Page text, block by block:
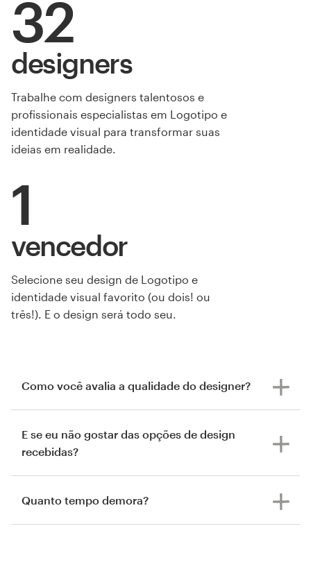
32
designers
Trabalhe com designers talentosos e
profissionais especialistas em Logotipo e
identidade visual para transformar suas
ideias em realidade.
1
vencedor
Selecione seu design de Logotipo e
identidade visual favorito (ou dois! ou
três!). E o design será todo seu.
Como você avalia a qualidade do designer?
E se eu não gostar das opções de design
recebidas?
Quanto tempo demora?